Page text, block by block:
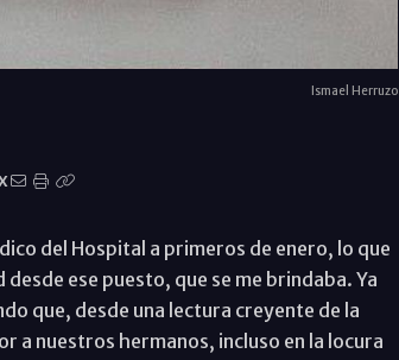
Ismael Herruzo
del Hospital a primeros de enero, lo que
ese puesto, que se me brindaba. Ya
que, desde una lectura creyente de la
a nuestros hermanos, incluso en la locura